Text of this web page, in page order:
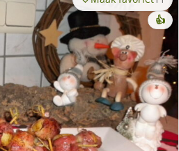
👍